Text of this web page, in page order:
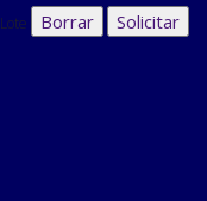
Lote Borrar Solicitar